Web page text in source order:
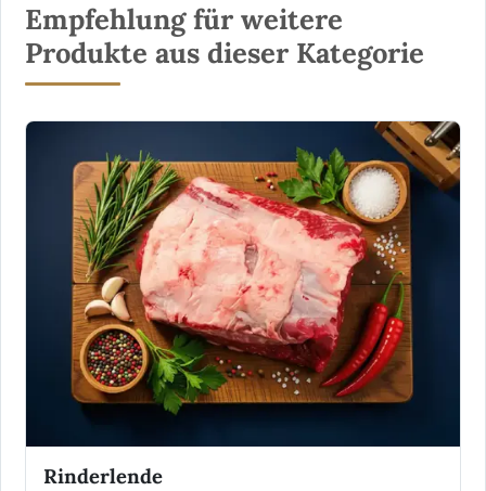
Empfehlung für weitere
Produkte aus dieser Kategorie
Rinderlende